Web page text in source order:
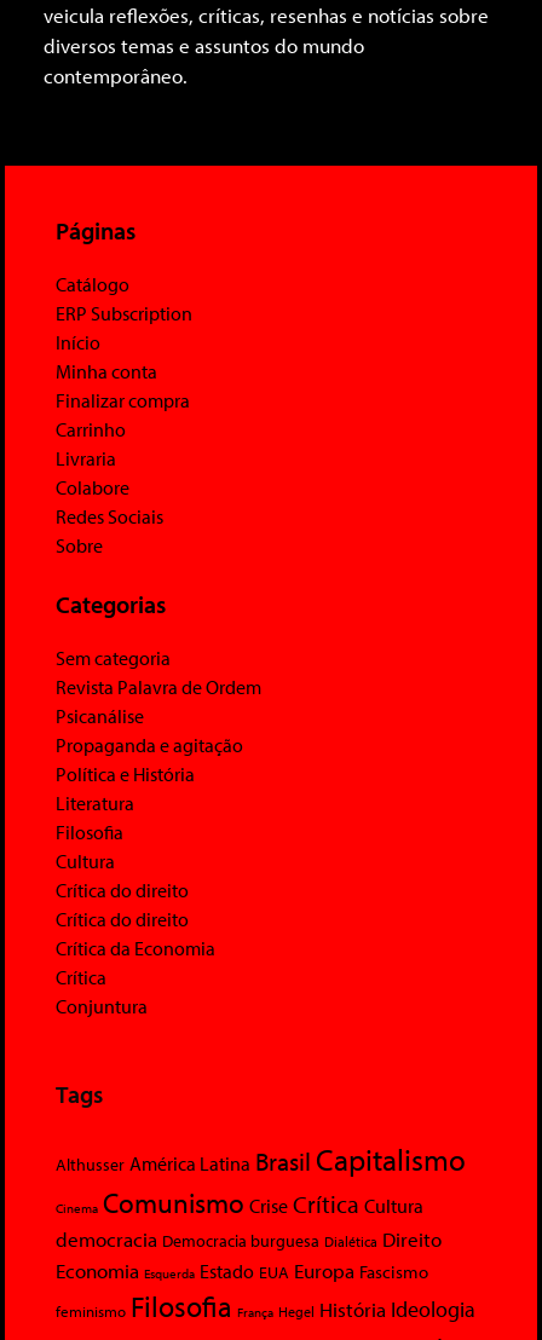
veicula reflexões, críticas, resenhas e notícias sobre
diversos temas e assuntos do mundo
contemporâneo.
Páginas
Catálogo
ERP Subscription
Início
Minha conta
Finalizar compra
Carrinho
Livraria
Colabore
Redes Sociais
Sobre
Categorias
Sem categoria
Revista Palavra de Ordem
Psicanálise
Propaganda e agitação
Política e História
Literatura
Filosofia
Cultura
Crítica do direito
Crítica do direito
Crítica da Economia
Crítica
Conjuntura
Tags
Althusser América Latina Brasil Capitalismo
Cinema Comunismo Crise Crítica Cultura
democracia Democracia burguesa Dialética Direito
Economia Esquerda Estado EUA Europa Fascismo
feminismo Filosofia França Hegel História Ideologia